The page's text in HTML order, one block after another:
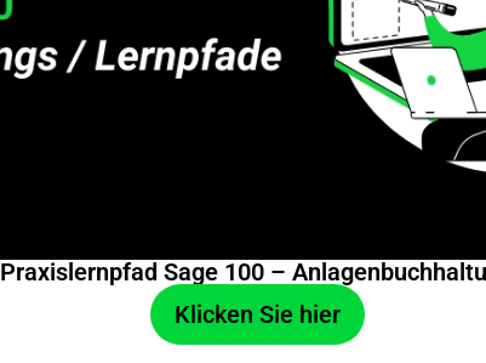
Praxislernpfad Sage 100 –
Klicken Sie hier